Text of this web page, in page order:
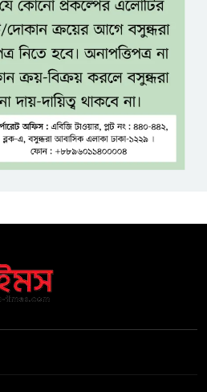
মৃত্যুরহস্য?
যশোর-ঢাকা প্রভাতী ট্রেন চালুসহ
রেলওয়ে জংশন উন্নয়নের দাবিতে
স্মারকলিপি
জনগণের ভাগ্য নিয়ে কাউকে
ছিনিমিনি খেলতে দেওয়া হবে না:
শ্রীমঙ্গলে বর্ণাঢ্য আয়োজনে
যশোরে ইন্টারন্যাশনাল পিস স্কুল